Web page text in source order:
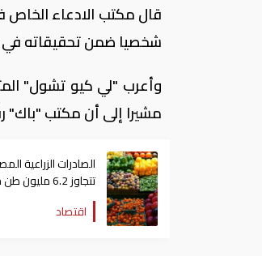
قال مكتب الادعاء الخاص
شخصيا ضمن تحقيقاته في
وأعرب "لي كيو تشول"
مشيرا إلى أن مكتب
الصادرات الزراعية
تتجاوز 6.2
الآن
اقتصاد